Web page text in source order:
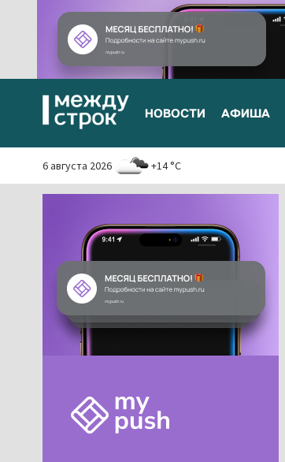
НОВОСТИ АФИША
6 августа 2026 +14 °C